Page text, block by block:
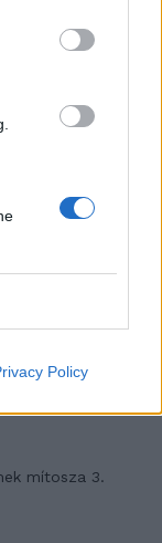
Policy
örökölt árnyak
mítosza 3.